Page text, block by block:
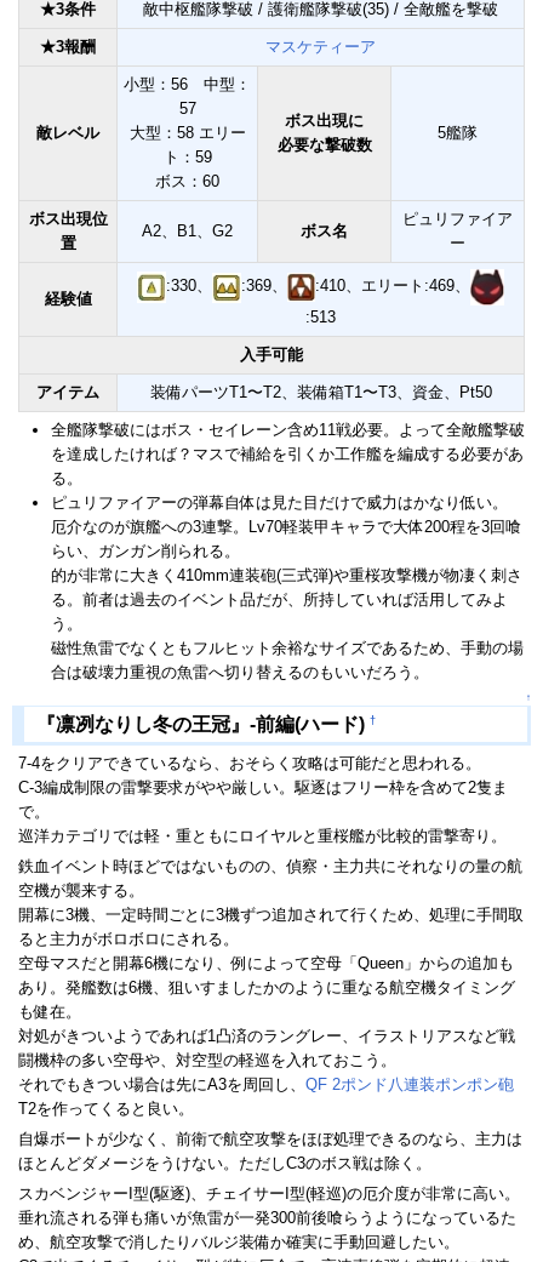
★3条件 敵中枢艦隊撃破 / 護衛艦隊撃破(35) / 全敵艦を撃破
★3報酬 マスケティーア
敵レベル
小型：56 中型：
57
大型：58 エリー
ト：59
ボス：60
ボス出現に
必要な撃破数
5艦隊
ボス出現位
置
A2、B1、G2 ボス名
ピュリファイア
ー
経験値
:330、 :369、
:410、エリート:469、
:513
入手可能
アイテム 装備パーツT1〜T2、装備箱T1〜T3、資金、Pt50
全艦隊撃破にはボス・セイレーン含め11戦必要。よって全敵艦撃破
を達成したければ？マスで補給を引くか工作艦を編成する必要があ
る。
ピュリファイアーの弾幕自体は見た目だけで威力はかなり低い。
厄介なのが旗艦への3連撃。Lv70軽装甲キャラで大体200程を3回喰
らい、ガンガン削られる。
的が非常に大きく410mm連装砲(三式弾)や重桜攻撃機が物凄く刺さ
る。前者は過去のイベント品だが、所持していれば活用してみよ
う。
磁性魚雷でなくともフルヒット余裕なサイズであるため、手動の場
合は破壊力重視の魚雷へ切り替えるのもいいだろう。
↑
『凛冽なりし冬の王冠』-前編(ハード) †
7-4をクリアできているなら、おそらく攻略は可能だと思われる。
C-3編成制限の雷撃要求がやや厳しい。駆逐はフリー枠を含めて2隻ま
で。
巡洋カテゴリでは軽・重ともにロイヤルと重桜艦が比較的雷撃寄り。
鉄血イベント時ほどではないものの、偵察・主力共にそれなりの量の航
空機が襲来する。
開幕に3機、一定時間ごとに3機ずつ追加されて行くため、処理に手間取
ると主力がボロボロにされる。
空母マスだと開幕6機になり、例によって空母「Queen」からの追加も
あり。発艦数は6機、狙いすましたかのように重なる航空機タイミング
も健在。
対処がきついようであれば1凸済のラングレー、イラストリアスなど戦
闘機枠の多い空母や、対空型の軽巡を入れておこう。
それでもきつい場合は先にA3を周回し、 QF 2ポンド八連装ポンポン砲
T2を作ってくると良い。
自爆ボートが少なく、前衛で航空攻撃をほぼ処理できるのなら、主力は
ほとんどダメージをうけない。ただしC3のボス戦は除く。
スカベンジャーI型(駆逐)、チェイサーI型(軽巡)の厄介度が非常に高い。
垂れ流される弾も痛いが魚雷が一発300前後喰らうようになっているた
め、航空攻撃で消したりバルジ装備か確実に手動回避したい。